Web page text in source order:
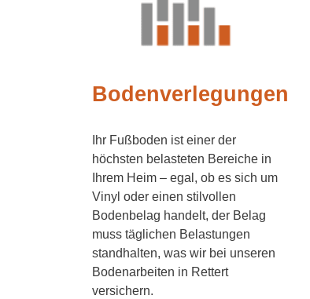
Bodenverlegungen
Ihr Fußboden ist einer der
höchsten belasteten Bereiche in
Ihrem Heim – egal, ob es sich um
Vinyl oder einen stilvollen
Bodenbelag handelt, der Belag
muss täglichen Belastungen
standhalten, was wir bei unseren
Bodenarbeiten in Rettert
versichern.